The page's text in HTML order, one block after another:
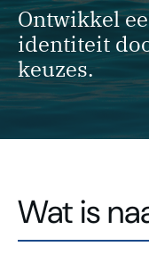
Ontwikkel
identiteit
keuzes.
Wat is